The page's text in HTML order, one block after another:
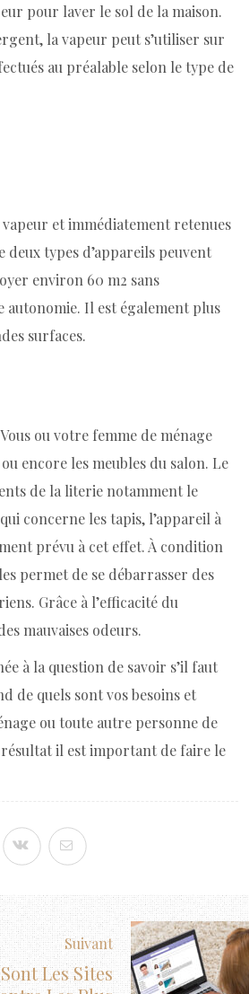
pour laver le sol de la maison.
la vapeur peut s’utiliser sur
au préalable selon le type de
et immédiatement retenues
types d’appareils peuvent
environ 60 m2 sans
autonomie. Il est également plus
surfaces.
ou votre femme de ménage
encore les meubles du salon. Le
de la literie notamment le
concerne les tapis, l’appareil à
prévu à cet effet. À condition
permet de se débarrasser des
Grâce à l’efficacité du
mauvaises odeurs.
à la question de savoir s’il faut
de quels sont vos besoins et
ou toute autre personne de
il est important de faire le
Suivant
Les Sites